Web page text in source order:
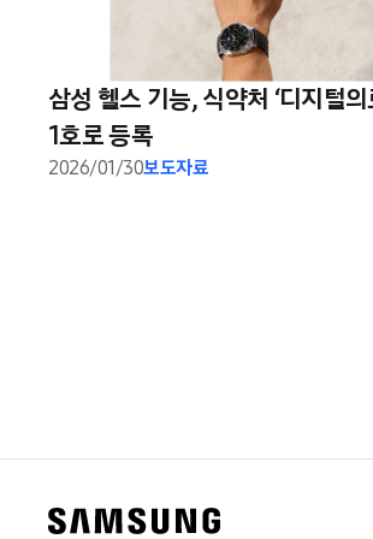
삼성 헬스 기능, 식약처 ‘디지털의
1호로 등록
2026/01/30보도자료